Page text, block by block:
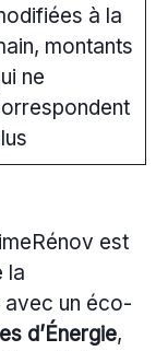
à la
montants
ne
est
la
avec un éco-
d’Énergie,